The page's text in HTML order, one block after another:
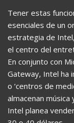
Tener estas
esenciales de un
estrategia de
el centro del
En conjunto con
Gateway, Intel ha
o ‘centros de
almacenan
Intel planea